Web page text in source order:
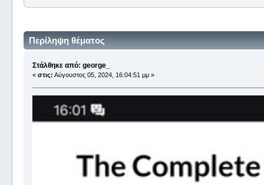
Περίληψη θέματος
Στάλθηκε από: george_
« στις: Αύγουστος 05, 2024, 16:04:51 μμ »